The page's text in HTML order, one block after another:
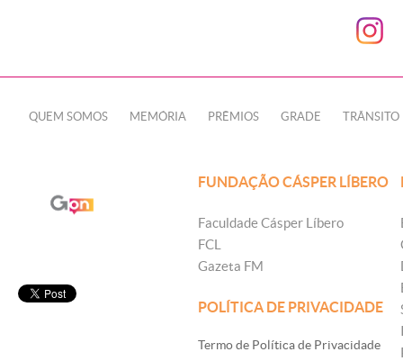
QUEM SOMOS MEMÓRIA PRÊMIOS GRADE TRÂNSITO
FUNDAÇÃO CÁSPER LÍBERO
Faculdade Cásper Líbero
FCL
Gazeta FM
POLÍTICA DE PRIVACIDADE
Termo de Política de Privacidade